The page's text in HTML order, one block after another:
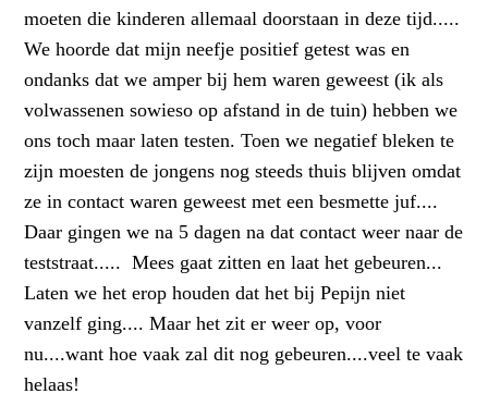
moeten die kinderen allemaal doorstaan in deze tijd.....
We hoorde dat mijn neefje positief getest was en
ondanks dat we amper bij hem waren geweest (ik als
volwassenen sowieso op afstand in de tuin) hebben we
ons toch maar laten testen. Toen we negatief bleken te
zijn moesten de jongens nog steeds thuis blijven omdat
ze in contact waren geweest met een besmette juf....
Daar gingen we na 5 dagen na dat contact weer naar de
teststraat..... Mees gaat zitten en laat het gebeuren...
Laten we het erop houden dat het bij Pepijn niet
vanzelf ging.... Maar het zit er weer op, voor
nu....want hoe vaak zal dit nog gebeuren....veel te vaak
helaas!